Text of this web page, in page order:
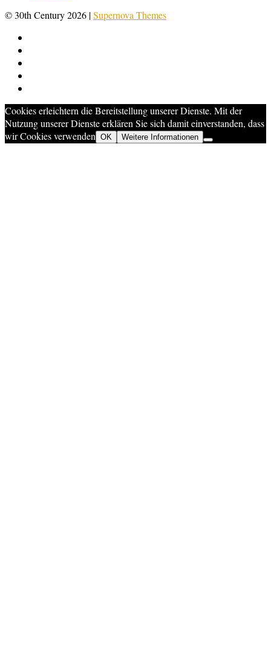
© 30th Century 2026 |Supernova Themes
Cookies erleichtern die Bereitstellung unserer Dienste. Mit der
Nutzung unserer Dienste erklären Sie sich damit einverstanden, dass
wir Cookies verwenden OK Weitere Informationen